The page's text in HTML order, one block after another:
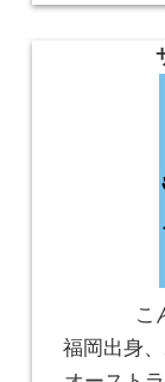
こ
福岡出身